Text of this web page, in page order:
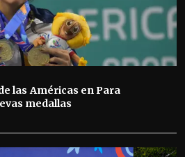
las Américas en Para
medallas